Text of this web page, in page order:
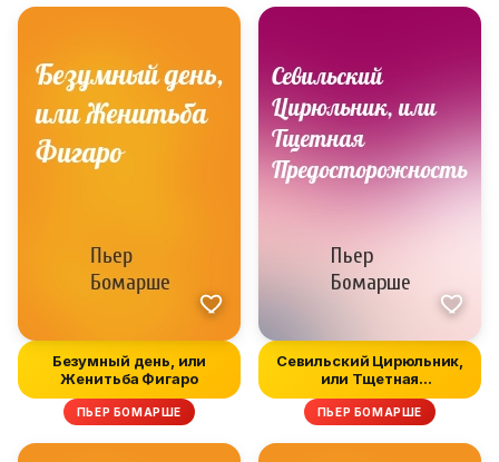
Безумный день, или
Женитьба Фигаро
ПЬЕР БОМАРШЕ
Севильский Цирюльник,
или Тщетная
Предосторожность
ПЬЕР БОМАРШЕ